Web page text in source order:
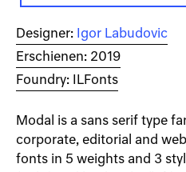
Designer:
Igor Labudovic
Erschienen: 2019
Foundry: ILFonts
Modal is a sans serif type
corporate, editorial and
fonts in 5 weights and 3